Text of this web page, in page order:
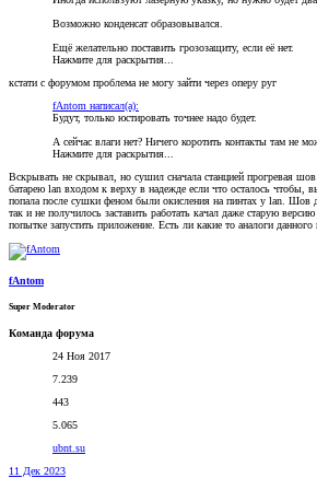
Возможно конденсат образовывался.
Ещё желательно поставить грозозащиту, если её нет.
Нажмите для раскрытия...
кстати с форумом проблема не могу зайти через оперу руг
fAntom написал(а):
Будут, только юстировать точнее надо будет.
А сейчас влаги нет? Ничего коротить контакты там не
Нажмите для раскрытия...
Вскрывать не скрывал, но сушил сначала станцией прогревая
батарею lan входом к верху в надежде если что осталось чтобы,
попала после сушки феном были окисления на пинтах у lan. Шов
так и не получилось заставить работать качал даже старую
попытке запустить приложение. Есть ли какие то аналоги
fAntom
Super Moderator
Команда форума
24 Ноя 2017
7.239
443
5.065
ubnt.su
11 Дек 2023